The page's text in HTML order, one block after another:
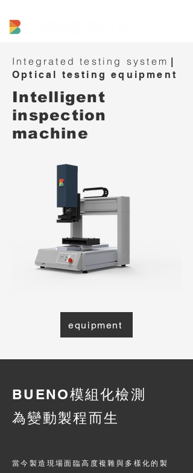
Integrated testing system |
Optical testing equipment
Intelligent
inspection
machine
equipment
BUENO模組化檢測
為變動製程而生
當今製造現場面臨高度複雜與多樣化的製